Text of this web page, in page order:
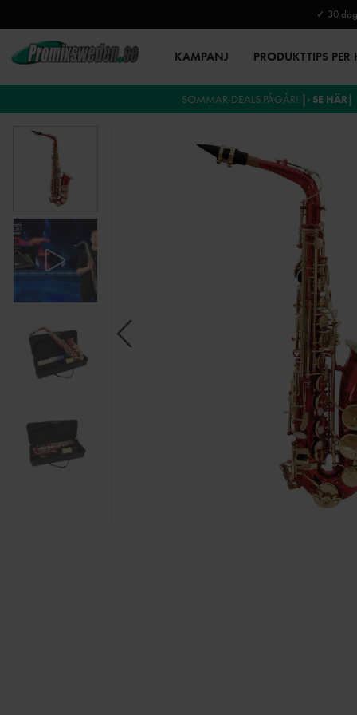
✓ 30
KAMPANJ PRODUKTTIPS
SOMMAR-DEALS PÅGÅR! |› SE HÄR|